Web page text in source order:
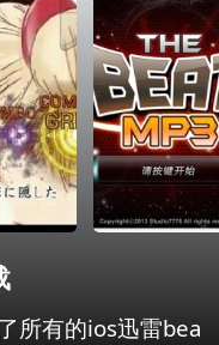
所有的ios迅雷bea